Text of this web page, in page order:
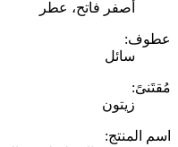
أصفر فاتح، عطر
عطوف:
سائل
مُقتَنىً:
زيتون
اسم المنتج: